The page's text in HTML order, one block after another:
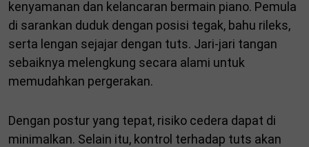
kenyamanan dan kelancaran bermain piano. Pemula
di sarankan duduk dengan posisi tegak, bahu rileks,
serta lengan sejajar dengan tuts. Jari-jari tangan
sebaiknya melengkung secara alami untuk
memudahkan pergerakan.
Dengan postur yang tepat, risiko cedera dapat di
minimalkan. Selain itu, kontrol terhadap tuts akan